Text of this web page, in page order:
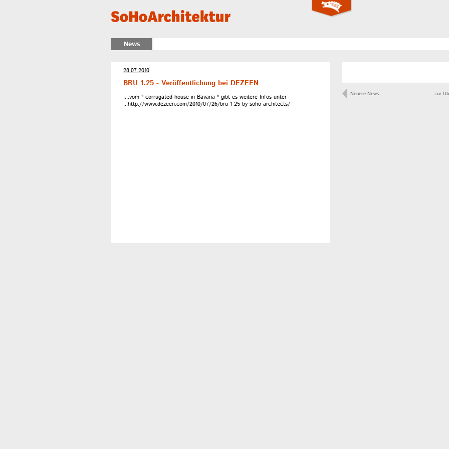
News
Neuere News zur
28.07.2010
BRU 1.25 - Veröffentlichung bei DEZEEN
....vom " corrugated house in Bavaria " gibt es weitere Infos unter
...http://www.dezeen.com/2010/07/26/bru-1-25-by-soho-architects/